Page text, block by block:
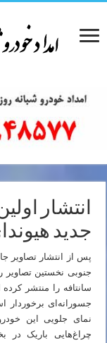
انتشار
جدید
پس از انتشار تصاویر
جنوبی نخستین
سانتافه را منتشر
جسورانه‌ای برخوردار
نمای جلویی این
چراغ‌هایی باریک در